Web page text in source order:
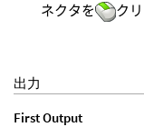
ネクタを
クリ
出力
First Output